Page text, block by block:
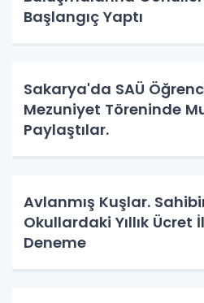
Başlangıç Yaptı
Sakarya'da SAÜ
Mezuniyet Töreninde
Paylaştılar.
Avlanmış Kuşlar.
Okullardaki Yıllık Ücret
Deneme